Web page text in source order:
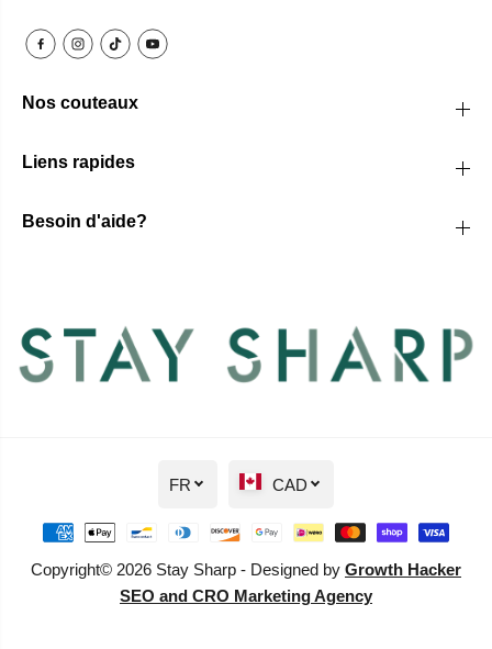
Nos couteaux
Liens rapides
Besoin d'aide?
Copyright© 2026 Stay Sharp - Designed by Growth Hacker
SEO and CRO Marketing Agency
FR CAD